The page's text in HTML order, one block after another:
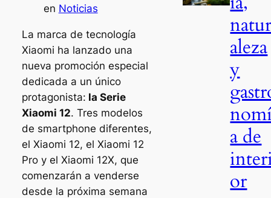
en Noticias
La marca de tecnología
Xiaomi ha lanzado una
nueva promoción especial
dedicada a un único
protagonista: la Serie
Xiaomi 12. Tres modelos
de smartphone diferentes,
el Xiaomi 12, el Xiaomi 12
Pro y el Xiaomi 12X, que
comenzarán a venderse
desde la próxima semana
aleza
y
a de
or